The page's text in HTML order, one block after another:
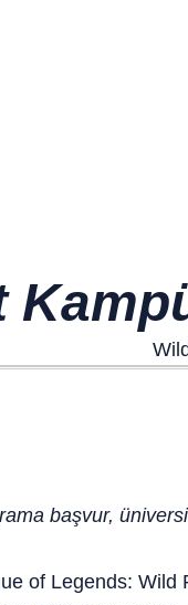
başvur,
of Legends: Wild